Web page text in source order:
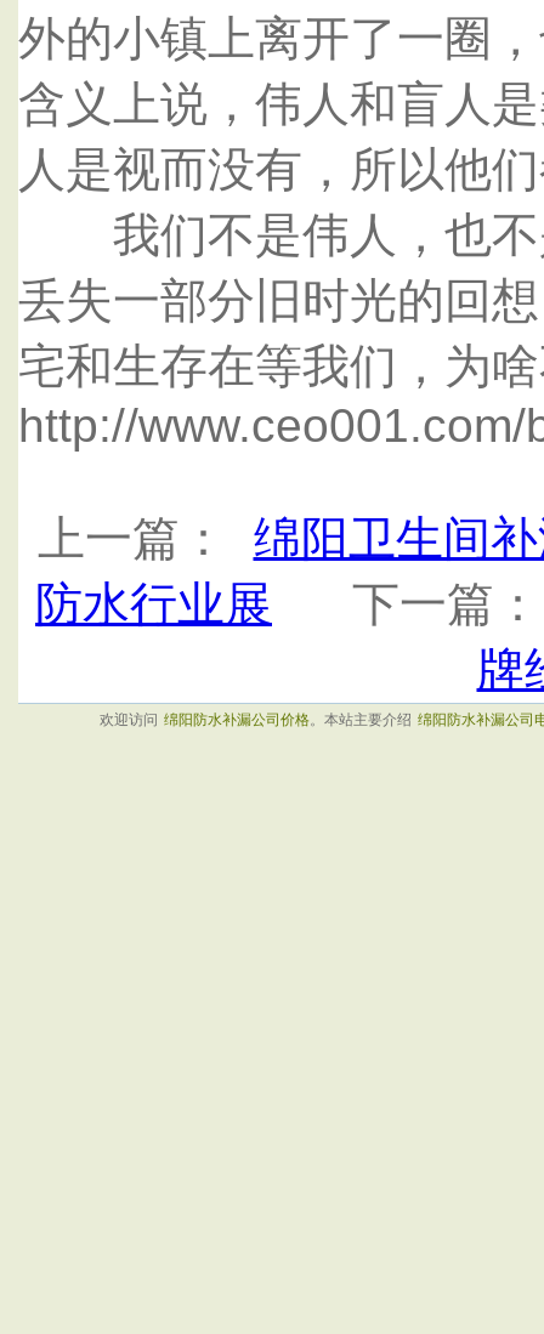
外的小镇上离开了一圈
含义上说，伟人和盲人
人是视而没有，所以他
我们不是伟人，也不
丢失一部分旧时光的回
宅和生存在等我们，为
http://
上一篇： 绵阳卫生间
防水行业展 下一篇
牌
欢迎访问 绵阳防水补漏公司价格。本站主要介绍 绵阳防水补漏公司